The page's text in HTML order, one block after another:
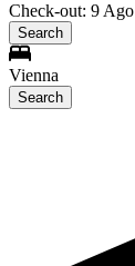
Check-out: 9 Ago
Search
Vienna
Search